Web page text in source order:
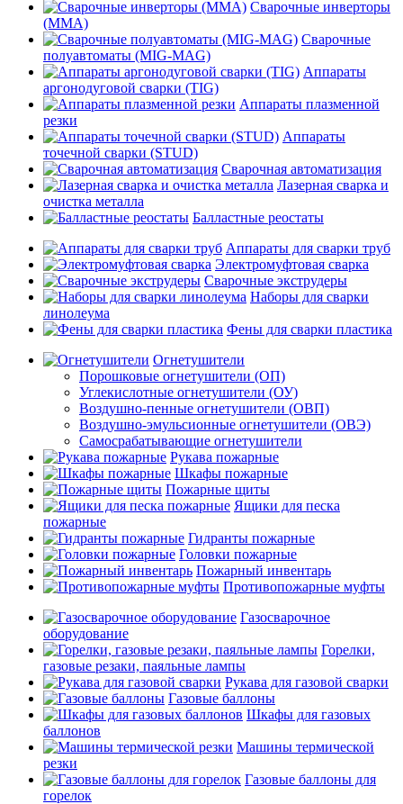
Сварочные инверторы
(MMA)
Сварочные
полуавтоматы (MIG-MAG)
Аппараты
аргонодуговой сварки (TIG)
Аппараты плазменной
резки
Аппараты
точечной сварки (STUD)
Сварочная автоматизация
Лазерная сварка и
очистка металла
Балластные реостаты
Аппараты для сварки труб
Электромуфтовая сварка
Сварочные экструдеры
Наборы для сварки
линолеума
Фены для сварки пластика
Огнетушители
Порошковые огнетушители (ОП)
Углекислотные огнетушители (ОУ)
Воздушно-пенные огнетушители (ОВП)
Воздушно-эмульсионные огнетушители (ОВЭ)
Самосрабатывающие огнетушители
Рукава пожарные
Шкафы пожарные
Пожарные щиты
Ящики для песка
пожарные
Гидранты пожарные
Головки пожарные
Пожарный инвентарь
Противопожарные муфты
Газосварочное
оборудование
Горелки,
газовые резаки, паяльные лампы
Рукава для газовой сварки
Газовые баллоны
Шкафы для газовых
баллонов
Машины термической
резки
Газовые баллоны для
горелок